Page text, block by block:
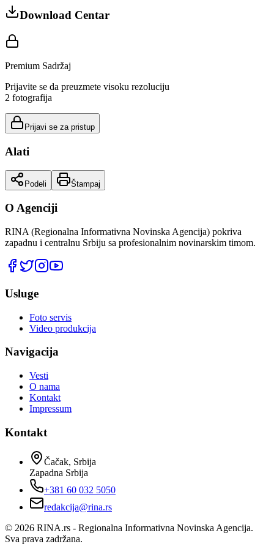
Download Centar
Premium Sadržaj
Prijavite se da preuzmete visoku rezoluciju
2 fotografija
Prijavi se za pristup
Alati
Podeli Štampaj
O Agenciji
RINA (Regionalna Informativna Novinska Agencija) pokriva
zapadnu i centralnu Srbiju sa profesionalnim novinarskim timom.
Usluge
Foto servis
Video produkcija
Navigacija
Vesti
O nama
Kontakt
Impressum
Kontakt
Čačak, Srbija
Zapadna Srbija
+381 60 032 5050
redakcija@rina.rs
© 2026 RINA.rs - Regionalna Informativna Novinska Agencija.
Sva prava zadržana.